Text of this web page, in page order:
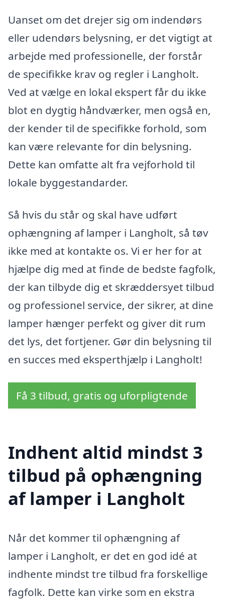
Uanset om det drejer sig om indendørs
eller udendørs belysning, er det vigtigt at
arbejde med professionelle, der forstår
de specifikke krav og regler i Langholt.
Ved at vælge en lokal ekspert får du ikke
blot en dygtig håndværker, men også en,
der kender til de specifikke forhold, som
kan være relevante for din belysning.
Dette kan omfatte alt fra vejforhold til
lokale byggestandarder.
Så hvis du står og skal have udført
ophængning af lamper i Langholt, så tøv
ikke med at kontakte os. Vi er her for at
hjælpe dig med at finde de bedste fagfolk,
der kan tilbyde dig et skræddersyet tilbud
og professionel service, der sikrer, at dine
lamper hænger perfekt og giver dit rum
det lys, det fortjener. Gør din belysning til
en succes med eksperthjælp i Langholt!
Få 3 tilbud, gratis og uforpligtende
Indhent altid mindst 3
tilbud på ophængning
af lamper i Langholt
Når det kommer til ophængning af
lamper i Langholt, er det en god idé at
indhente mindst tre tilbud fra forskellige
fagfolk. Dette kan virke som en ekstra